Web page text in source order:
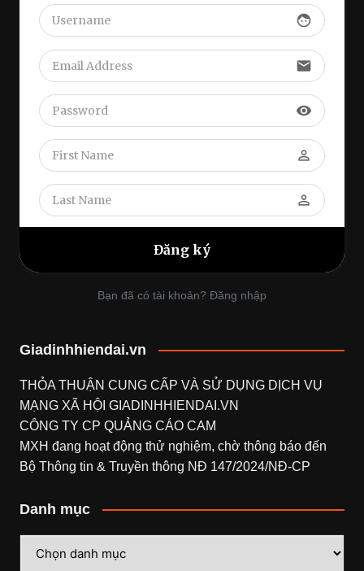
face
email
visibility
perm_identity
perm_identity
Bạn đã có tài khoản? Đăng nhập
Giadinhhiendai.vn
THỎA THUẬN CUNG CẤP VÀ SỬ DỤNG DỊCH VỤ
MẠNG XÃ HỘI GIADINHHIENDAI.VN
CÔNG TY CP QUẢNG CÁO CAM
MXH đang hoạt động thử nghiệm, chờ thông báo đến
Bộ Thông tin & Truyền thông NĐ 147/2024/NĐ-CP
Danh mục
mục